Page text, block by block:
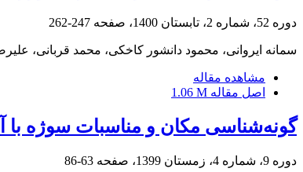
دوره 52، شماره 2، تابستان 1400، صفحه 247-262
سمانه ایروانی، محمود دانشور کاخکی، محمد قربانی،
مشاهده مقاله
اصل مقاله 1.06 M
گونه‌شناسی مکان و مناسبات سوژه با
دوره 9، شماره 4، زمستان 1399، صفحه 63-86